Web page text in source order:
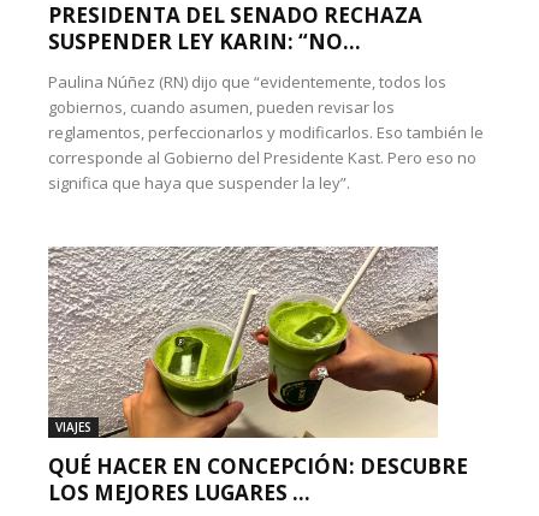
PRESIDENTA DEL SENADO RECHAZA
SUSPENDER LEY KARIN: “NO...
Paulina Núñez (RN) dijo que “evidentemente, todos los
gobiernos, cuando asumen, pueden revisar los
reglamentos, perfeccionarlos y modificarlos. Eso también le
corresponde al Gobierno del Presidente Kast. Pero eso no
significa que haya que suspender la ley”.
VIAJES
QUÉ HACER EN CONCEPCIÓN: DESCUBRE
LOS MEJORES LUGARES ...